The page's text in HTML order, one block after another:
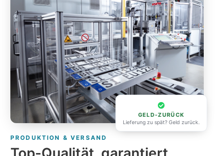
GELD-ZURÜCK
Lieferung zu spät? Geld zurück.
PRODUKTION & VERSAND